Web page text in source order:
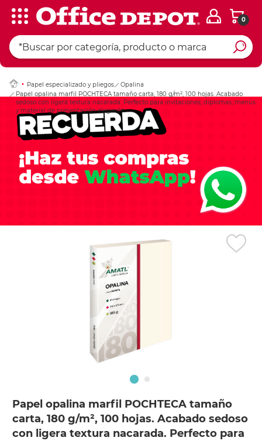
0
Papel especializado y pliegos
Opalina
Papel opalina marfil POCHTECA tamaño carta, 180 g/m², 100 hojas. Acabado
sedoso con ligera textura nacarada. Perfecto para invitaciones, diplomas, menús
y material de presentación elegante.
Papel opalina marfil POCHTECA tamaño
carta, 180 g/m², 100 hojas. Acabado sedoso
con ligera textura nacarada. Perfecto para
Ingresar Codigo